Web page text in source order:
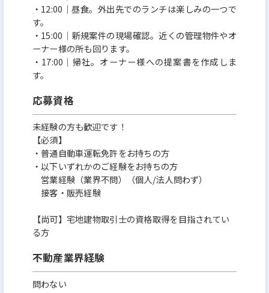
・12:00│昼食。外出先でのランチは楽しみの一つで
す。
・15:00│新規案件の現場確認。近くの管理物件やオ
ーナー様の所も回ります。
・17:00│帰社。オーナー様への提案書を作成しま
す。
応募資格
未経験の方も歓迎です！
【必須】
・普通自動車運転免許をお持ちの方
・以下いずれかのご経験をお持ちの方
営業経験（業界不問）（個人/法人問わず）
接客・販売経験
【尚可】宅地建物取引士の資格取得を目指されてい
る方
不動産業界経験
問わない